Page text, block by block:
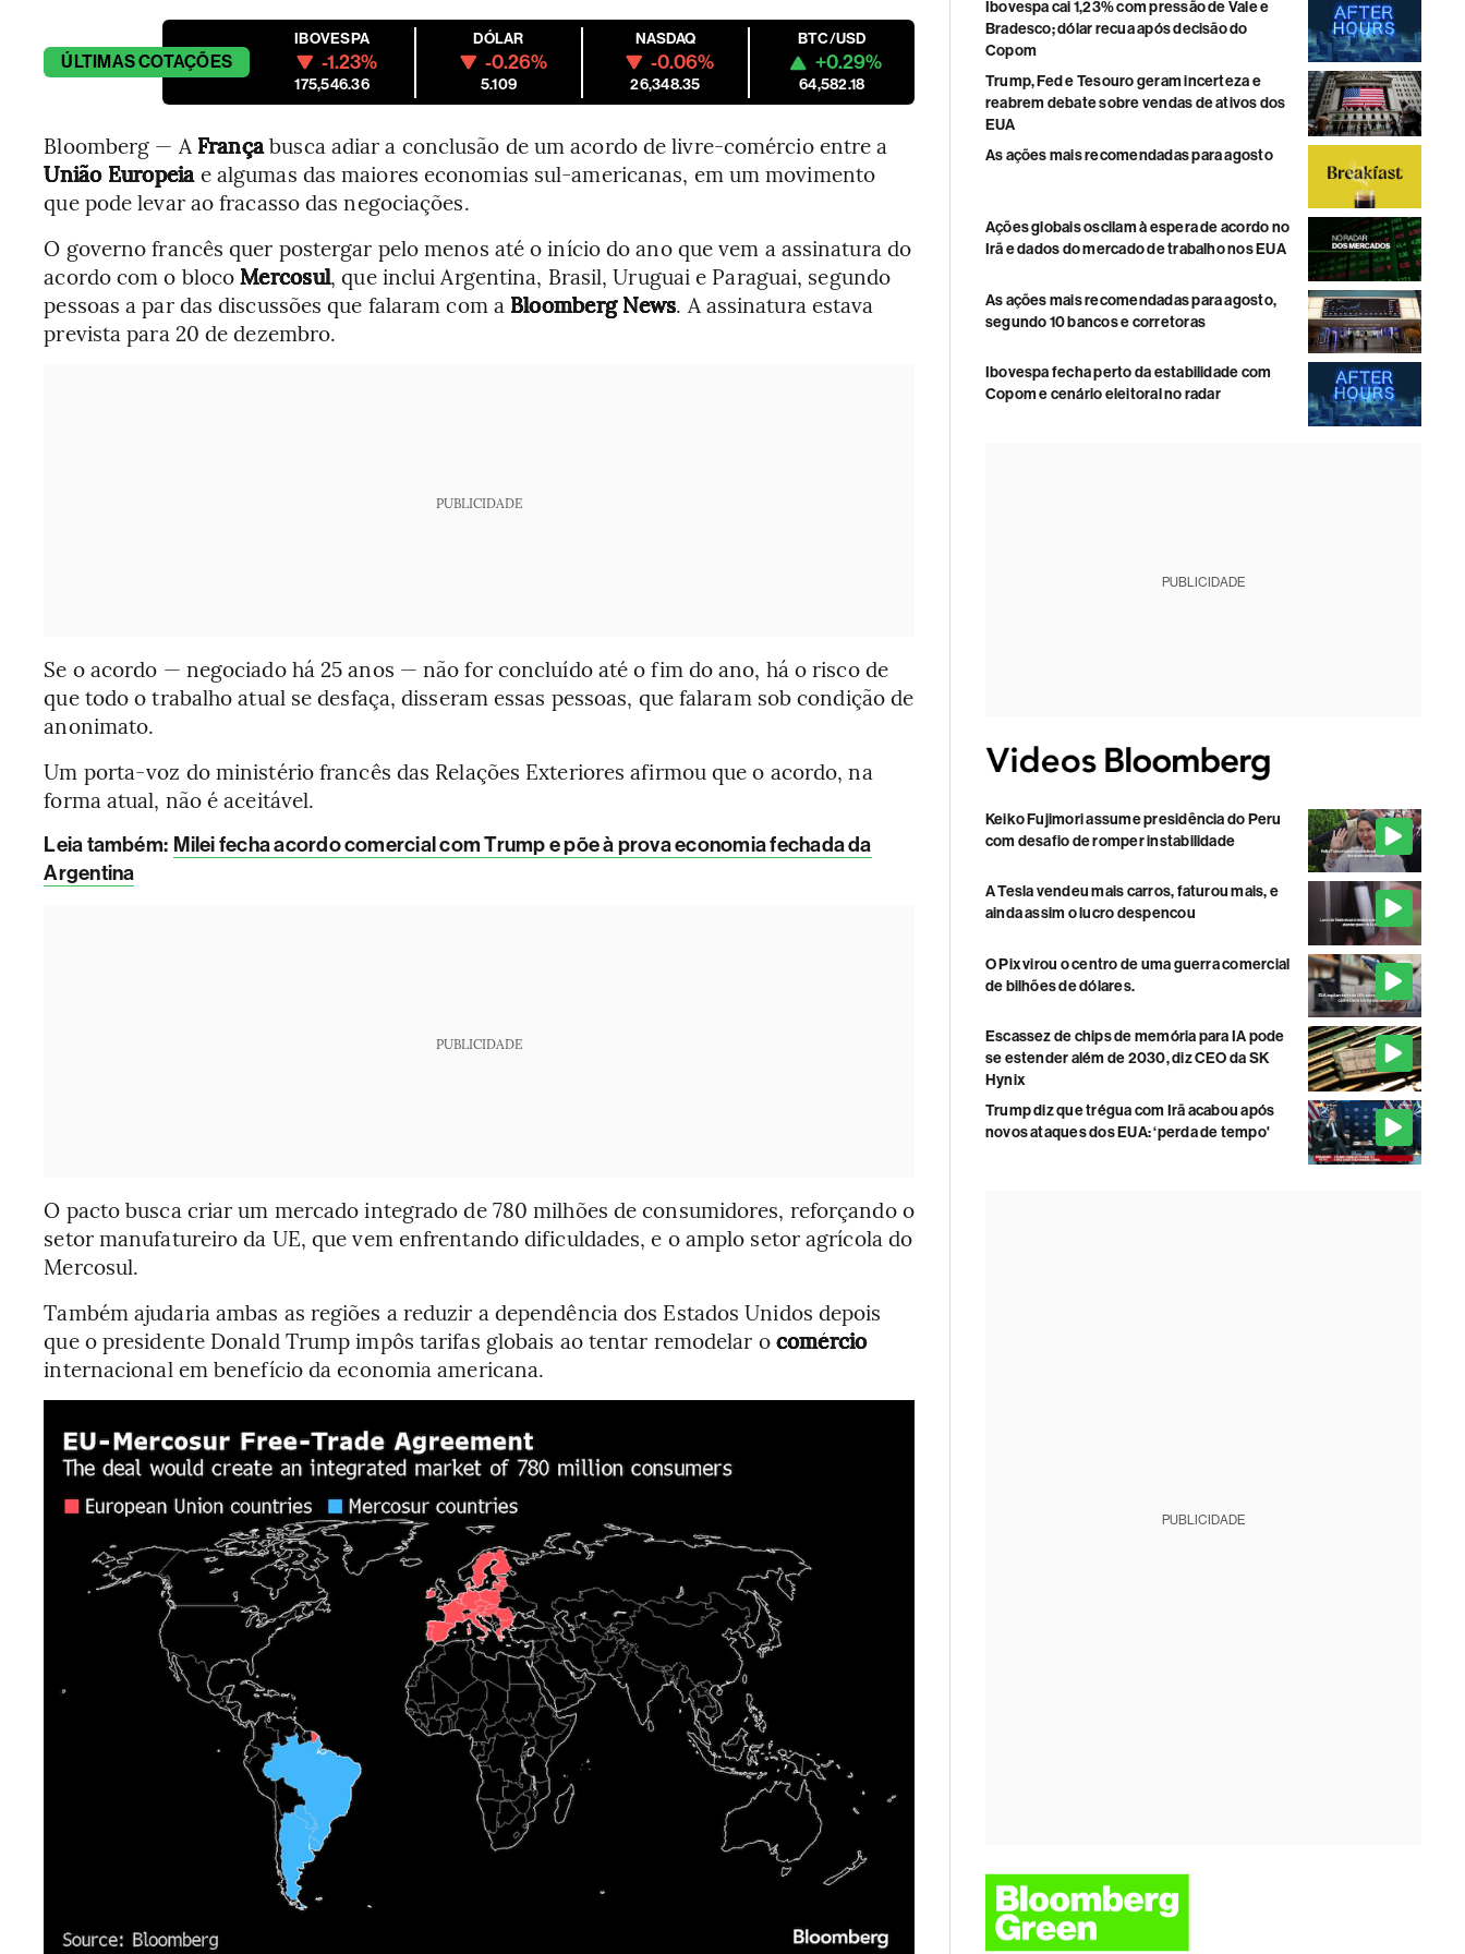
ÚLTIMASCOTAÇÕES
IBOVESPA
-1.23%
175,546.36
DÓLAR
-0.26%
5.109
NASDAQ
-0.06%
26,348.35
BTC/USD
+0.29%
64,582.18
Bloomberg — A Françabusca adiar a conclusão de um acordo de livre-comércio entre a
União Europeiae algumas das maiores economias sul-americanas, em um movimento
que pode levar ao fracasso das negociações.
O governo francês quer postergar pelo menos até o início do ano que vem a assinatura do
acordo com o blocoMercosul, que inclui Argentina, Brasil, Uruguai e Paraguai, segundo
pessoas a par das discussões que falaram com a Bloomberg News. A assinatura estava
prevista para 20 de dezembro.
PUBLICIDADE
Se o acordo — negociado há 25 anos — não for concluído até o fim do ano, há o risco de
que todo o trabalho atual se desfaça, disseram essas pessoas, que falaram sob condição de
anonimato.
Um porta-voz do ministério francês das Relações Exteriores afirmou que o acordo, na
forma atual, não é aceitável.
Leia também: Milei fecha acordo comercial com Trump e põe à prova economia fechada da
Argentina
PUBLICIDADE
O pacto busca criar um mercado integrado de 780 milhões de consumidores, reforçando o
setor manufatureiro da UE, que vem enfrentando dificuldades, e o amplo setor agrícola do
Mercosul.
Também ajudaria ambas as regiões a reduzir a dependência dos Estados Unidos depois
que o presidente Donald Trump impôs tarifas globais ao tentar remodelar ocomércio
internacional em benefício da economia americana.
Ibovespa cai 1,23% com pressão de Vale e
Bradesco; dólar recua após decisão do
Copom
Trump, Fed e Tesouro geram incerteza e
reabrem debate sobre vendas de ativos dos
EUA
As ações mais recomendadas para agosto
Ações globais oscilam à espera de acordo no
Irã e dados do mercado de trabalho nos EUA
As ações mais recomendadas para agosto,
segundo 10 bancos e corretoras
Ibovespa fecha perto da estabilidade com
Copom e cenário eleitoral no radar
PUBLICIDADE
Keiko Fujimori assume presidência do Peru
com desafio de romper instabilidade
A Tesla vendeu mais carros, faturou mais, e
ainda assim o lucro despencou
O Pix virou o centro de uma guerra comercial
de bilhões de dólares.
Escassez de chips de memória para IA pode
se estender além de 2030, diz CEO da SK
Hynix
Trump diz que trégua com Irã acabou após
novos ataques dos EUA: ‘perda de tempo'
PUBLICIDADE